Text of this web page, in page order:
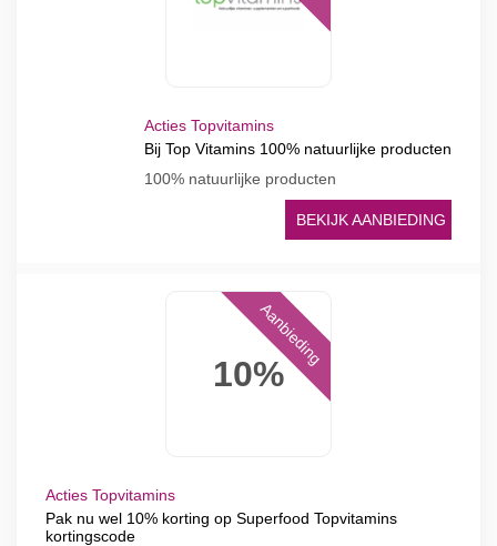
Acties Topvitamins
Bij Top Vitamins 100% natuurlijke producten
100% natuurlijke producten
BEKIJK AANBIEDING
10%
Aanbieding
Acties Topvitamins
Pak nu wel 10% korting op Superfood Topvitamins
kortingscode